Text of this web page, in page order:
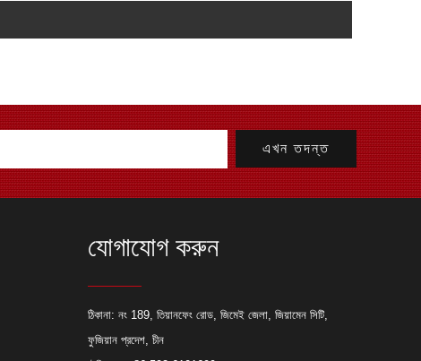
ফ্যাব্রিকেশন প্রকল্পের জন্য লেজার কাটিং
রয়েছে যে কেন একজন প্রস্তুতকারক তাদের
যোগাযোগ করুন
ঠিকানা: নং 189, তিয়ানফেং রোড, জিমেই জেলা, জিয়ামেন সিটি,
ফুজিয়ান প্রদেশ, চীন